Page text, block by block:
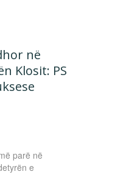
në
Klosit: PS
parë në
e